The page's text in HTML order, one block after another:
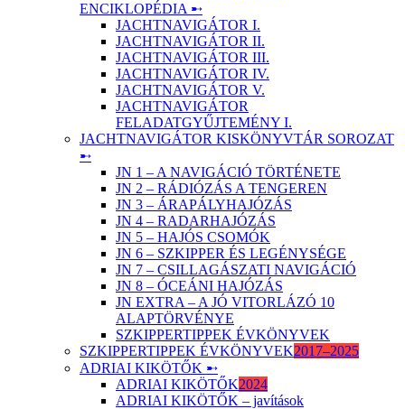
ENCIKLOPÉDIA ➸
JACHTNAVIGÁTOR I.
JACHTNAVIGÁTOR II.
JACHTNAVIGÁTOR III.
JACHTNAVIGÁTOR IV.
JACHTNAVIGÁTOR V.
JACHTNAVIGÁTOR
FELADATGYŰJTEMÉNY I.
JACHTNAVIGÁTOR KISKÖNYVTÁR SOROZAT
➸
JN 1 – A NAVIGÁCIÓ TÖRTÉNETE
JN 2 – RÁDIÓZÁS A TENGEREN
JN 3 – ÁRAPÁLYHAJÓZÁS
JN 4 – RADARHAJÓZÁS
JN 5 – HAJÓS CSOMÓK
JN 6 – SZKIPPER ÉS LEGÉNYSÉGE
JN 7 – CSILLAGÁSZATI NAVIGÁCIÓ
JN 8 – ÓCEÁNI HAJÓZÁS
JN EXTRA – A JÓ VITORLÁZÓ 10
ALAPTÖRVÉNYE
SZKIPPERTIPPEK ÉVKÖNYVEK
SZKIPPERTIPPEK ÉVKÖNYVEK2017–2025
ADRIAI KIKÖTŐK ➸
ADRIAI KIKÖTŐK2024
ADRIAI KIKÖTŐK – javítások